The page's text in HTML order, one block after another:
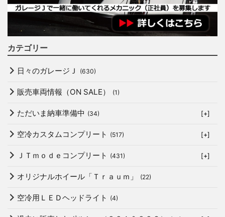
カテゴリー
日々のガレージＪ (630)
販売車両情報（ON SALE） (1)
ただいま納車準備中 (34) [+]
空冷カスタムコンプリート (517) [+]
ＪＴｍｏｄｅコンプリート (431) [+]
オリジナルホイール「Ｔｒａｕｍ」 (22)
空冷用ＬＥＤヘッドライト (4)